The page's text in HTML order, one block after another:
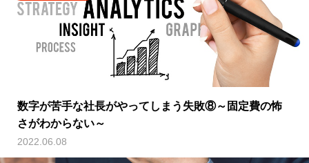
数字が苦手な社長がやってしまう失敗⑧～固定費の怖
さがわからない～
2022.06.08